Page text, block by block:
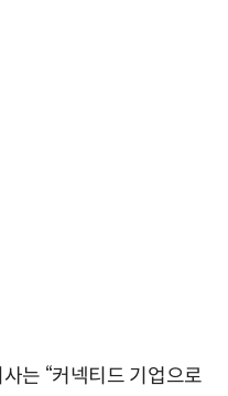
는 “커넥티드 기업으로